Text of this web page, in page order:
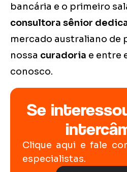
bancária e o primeiro
consultora sênior
mercado australiano de
nossa curadoria e entre
conosco.
Se
Clique aqui e fale
especialistas.